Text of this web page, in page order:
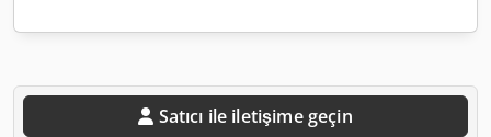
Satıcı ile iletişime geçin